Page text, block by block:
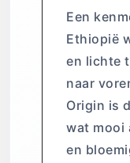
Een
Ethiopië
en lichte
naar
Origin is
wat mooi
en